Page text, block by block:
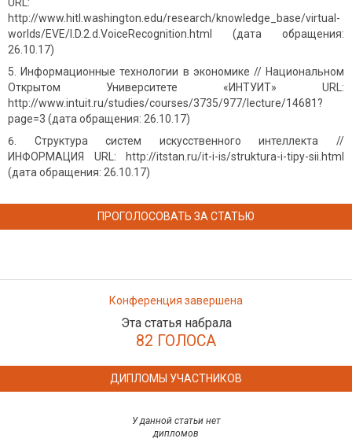
http://www.hitl.washington.edu/research/knowledge_base/virtual-
worlds/EVE/I.D.2.d.VoiceRecognition.html (дата обращения:
26.10.17)
Информационные технологии в экономике // Национальном
Открытом Университете «ИНТУИТ» URL:
http://www.intuit.ru/studies/courses/3735/977/lecture/14681?
page=3 (дата обращения: 26.10.17)
Структура систем искусственного интеллекта //
ИНФОРМАЦИЯ URL: http://itstan.ru/it-i-is/struktura-i-tipy-sii.html
(дата обращения: 26.10.17)
ПРОГОЛОСОВАТЬ ЗА СТАТЬЮ
Конференция завершена
Эта статья набрала
82 ГОЛОСА
ДИПЛОМЫ УЧАСТНИКОВ
У данной статьи нет
дипломов